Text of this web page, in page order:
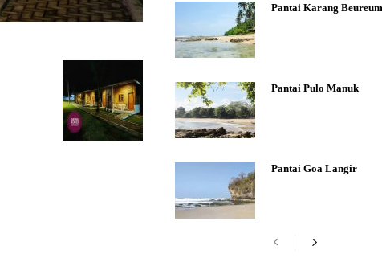
Pantai Karang Beureum
Pantai Pulo Manuk
Pantai Goa Langir